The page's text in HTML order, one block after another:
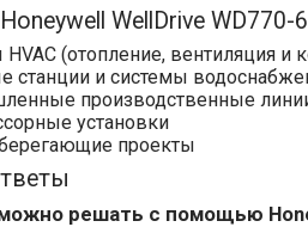
WellDrive WD770-
(отопление, вентиляция и
станции и системы
производственные
установки
проекты
решать с помощью